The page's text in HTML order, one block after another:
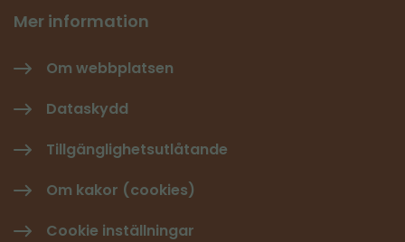
Mer information
Om webbplatsen
Dataskydd
Tillgänglighetsutlåtande
Om kakor (cookies)
Cookie inställningar